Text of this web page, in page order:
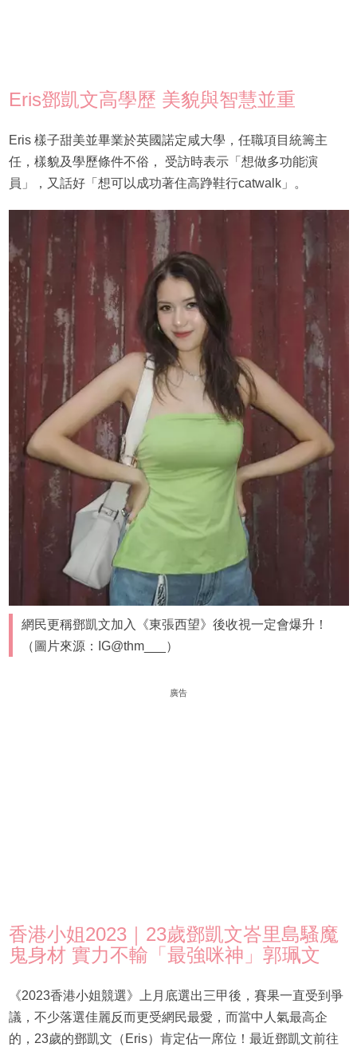
Eris鄧凱文高學歷 美貌與智慧並重
Eris 樣子甜美並畢業於英國諾定咸大學，任職項目統籌主
任，樣貌及學歷條件不俗， 受訪時表示「想做多功能演
員」，又話好「想可以成功著住高踭鞋行catwalk」。
網民更稱鄧凱文加入《東張西望》後收視一定會爆升！
（圖片來源：IG@thm___）
廣告
香港小姐2023｜23歲鄧凱文峇里島騷魔
鬼身材 實力不輸「最強咪神」郭珮文
《2023香港小姐競選》上月底選出三甲後，賽果一直受到爭
議，不少落選佳麗反而更受網民最愛，而當中人氣最高企
的，23歲的鄧凱文（Eris）肯定佔一席位！最近鄧凱文前往